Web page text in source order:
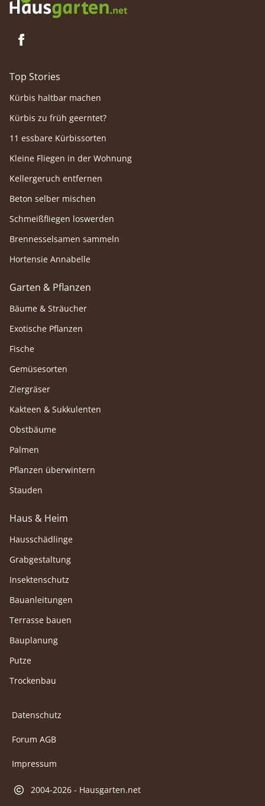
Top Stories
Kürbis haltbar machen
Kürbis zu früh geerntet?
11 essbare Kürbissorten
Kleine Fliegen in der Wohnung
Kellergeruch entfernen
Beton selber mischen
Schmeißfliegen loswerden
Brennesselsamen sammeln
Hortensie Annabelle
Garten & Pflanzen
Bäume & Sträucher
Exotische Pflanzen
Fische
Gemüsesorten
Ziergräser
Kakteen & Sukkulenten
Obstbäume
Palmen
Pflanzen überwintern
Stauden
Haus & Heim
Hausschädlinge
Grabgestaltung
Insektenschutz
Bauanleitungen
Terrasse bauen
Bauplanung
Putze
Trockenbau
Datenschutz
Forum AGB
Impressum
2004-2026 - Hausgarten.net